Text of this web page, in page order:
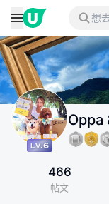
Oppa
466
帖文